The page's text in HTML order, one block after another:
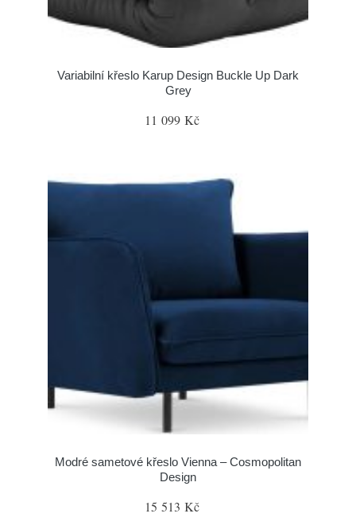
Variabilní křeslo Karup Design Buckle Up Dark
Grey
11 099 Kč
Modré sametové křeslo Vienna – Cosmopolitan
Design
15 513 Kč